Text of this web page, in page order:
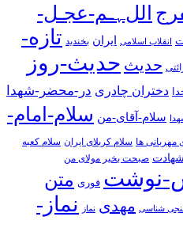
اللﮩـم-عجـل-
انقلاب اسلامی ایران بخندید تازه-
حدیث حدیث-روز
دختران چادری در-محضر-شهدا
سلام-آقای-من سلام-امام-
مهربانی ها سلام کربلای ایران سلام کعبه
شهادت صبحت بخیر مولای من
نوشت فوری متن
شناسی مهدی نماز
نماز-